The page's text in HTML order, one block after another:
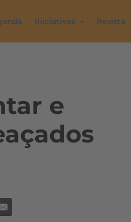
Iniciativas Revista
e